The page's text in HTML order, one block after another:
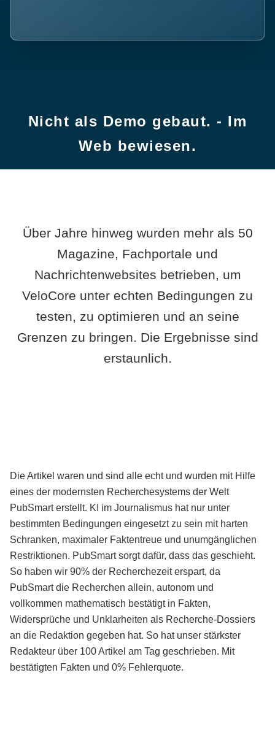
Nicht als Demo gebaut. - Im
Web bewiesen.
Über Jahre hinweg wurden mehr als 50
Magazine, Fachportale und
Nachrichtenwebsites betrieben, um
VeloCore unter echten Bedingungen zu
testen, zu optimieren und an seine
Grenzen zu bringen. Die Ergebnisse sind
erstaunlich.
Die Artikel waren und sind alle echt und wurden mit Hilfe
eines der modernsten Recherchesystems der Welt
PubSmart erstellt. KI im Journalismus hat nur unter
bestimmten Bedingungen eingesetzt zu sein mit harten
Schranken, maximaler Faktentreue und unumgänglichen
Restriktionen. PubSmart sorgt dafür, dass das geschieht.
So haben wir 90% der Recherchezeit erspart, da
PubSmart die Recherchen allein, autonom und
vollkommen mathematisch bestätigt in Fakten,
Widersprüche und Unklarheiten als Recherche-Dossiers
an die Redaktion gegeben hat. So hat unser stärkster
Redakteur über 100 Artikel am Tag geschrieben. Mit
bestätigten Fakten und 0% Fehlerquote.